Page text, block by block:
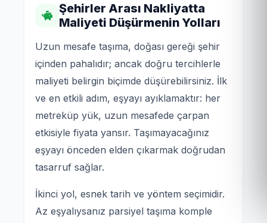
Şehirler Arası Nakliyatta
Maliyeti Düşürmenin Yolları
Uzun mesafe taşıma, doğası gereği şehir
içinden pahalıdır; ancak doğru tercihlerle
maliyeti belirgin biçimde düşürebilirsiniz. İlk
ve en etkili adım, eşyayı ayıklamaktır: her
metreküp yük, uzun mesafede çarpan
etkisiyle fiyata yansır. Taşımayacağınız
eşyayı önceden elden çıkarmak doğrudan
tasarruf sağlar.
İkinci yol, esnek tarih ve yöntem seçimidir.
Az eşyalıysanız parsiyel taşıma komple